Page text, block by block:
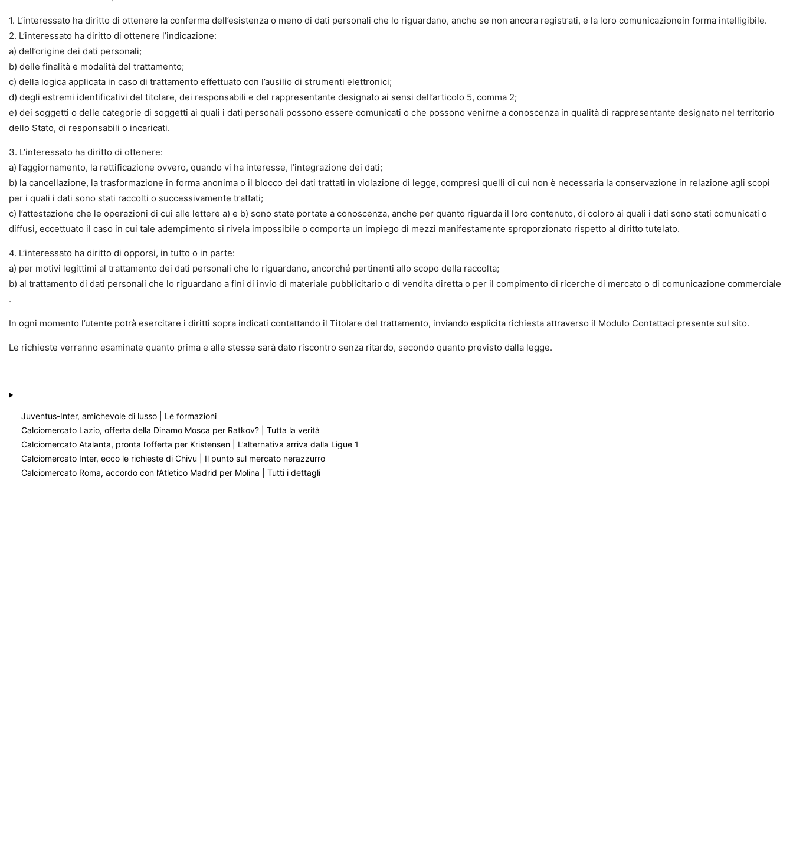
1. L’interessato ha diritto di ottenere la conferma dell’esistenza o meno di dati personali che lo riguardano, anche se non ancora registrati, e la loro comunicazionein forma intelligibile.
2. L’interessato ha diritto di ottenere l’indicazione:
a) dell’origine dei dati personali;
b) delle finalità e modalità del trattamento;
c) della logica applicata in caso di trattamento effettuato con l’ausilio di strumenti elettronici;
d) degli estremi identificativi del titolare, dei responsabili e del rappresentante designato ai sensi dell’articolo 5, comma 2;
e) dei soggetti o delle categorie di soggetti ai quali i dati personali possono essere comunicati o che possono venirne a conoscenza in qualità di rappresentante designato nel territorio
dello Stato, di responsabili o incaricati.
3. L’interessato ha diritto di ottenere:
a) l’aggiornamento, la rettificazione ovvero, quando vi ha interesse, l’integrazione dei dati;
b) la cancellazione, la trasformazione in forma anonima o il blocco dei dati trattati in violazione di legge, compresi quelli di cui non è necessaria la conservazione in relazione agli scopi
per i quali i dati sono stati raccolti o successivamente trattati;
c) l’attestazione che le operazioni di cui alle lettere a) e b) sono state portate a conoscenza, anche per quanto riguarda il loro contenuto, di coloro ai quali i dati sono stati comunicati o
diffusi, eccettuato il caso in cui tale adempimento si rivela impossibile o comporta un impiego di mezzi manifestamente sproporzionato rispetto al diritto tutelato.
4. L’interessato ha diritto di opporsi, in tutto o in parte:
a) per motivi legittimi al trattamento dei dati personali che lo riguardano, ancorché pertinenti allo scopo della raccolta;
b) al trattamento di dati personali che lo riguardano a fini di invio di materiale pubblicitario o di vendita diretta o per il compimento di ricerche di mercato o di comunicazione commerciale
.
In ogni momento l’utente potrà esercitare i diritti sopra indicati contattando il Titolare del trattamento, inviando esplicita richiesta attraverso il Modulo Contattaci presente sul sito.
Le richieste verranno esaminate quanto prima e alle stesse sarà dato riscontro senza ritardo, secondo quanto previsto dalla legge.
Juventus-Inter, amichevole di lusso | Le formazioni
Calciomercato Lazio, offerta della Dinamo Mosca per Ratkov? | Tutta la verità
Calciomercato Atalanta, pronta l’offerta per Kristensen | L’alternativa arriva dalla Ligue 1
Calciomercato Inter, ecco le richieste di Chivu | Il punto sul mercato nerazzurro
Calciomercato Roma, accordo con l’Atletico Madrid per Molina | Tutti i dettagli